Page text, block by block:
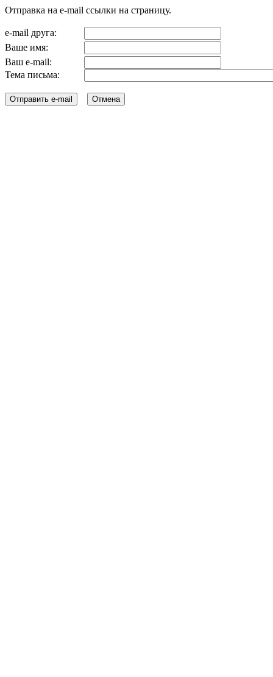
Отправка на e-mail ссылки на страницу.
e-mail друга:
Ваше имя:
Ваш e-mail:
Тема письма: